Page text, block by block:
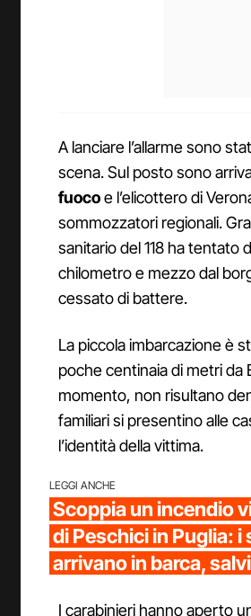
A lanciare l’allarme sono
scena. Sul posto sono
fuocoe l’elicottero di
sommozzatori regionali.
sanitario del 118 ha tentato
chilometro e mezzo dal
cessato di battere.
La piccola imbarcazione è
poche centinaia di metri da
momento, non risultano
familiari si presentino alle
l’identità della vittima.
LEGGI ANCHE
Scoppia un incendio
di Peschici in Puglia:
arrivano in barca,
I carabinieri hanno aperto